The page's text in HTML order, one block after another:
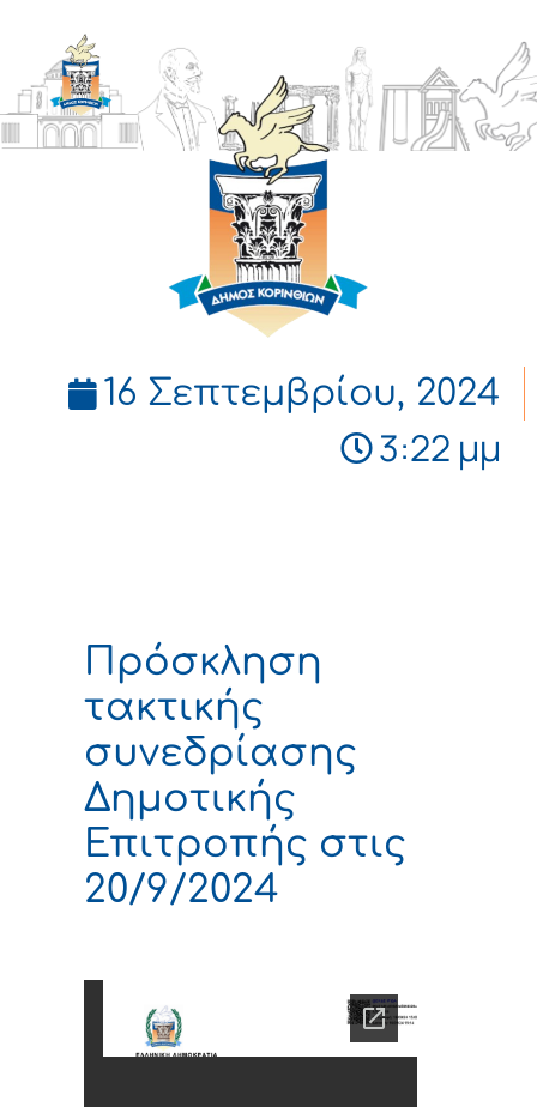
ΔΗΜΟΣ
ΚΟΡΙΝΘΙΩΝ
16 Σεπτεμβρίου, 2024
3:22 μμ
Πρόσκληση
τακτικής
συνεδρίασης
Δημοτικής
Επιτροπής στις
20/9/2024